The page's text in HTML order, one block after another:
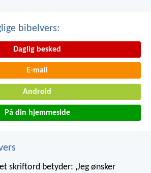
bibelvers:
Daglig besked
E-mail
Android
På din hjemmeside
skriftord betyder: ‚Jeg ønsker